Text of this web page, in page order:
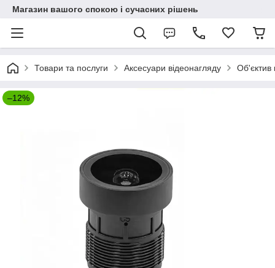
Магазин вашого спокою і сучасних рішень
Товари та послуги Аксесуари відеонагляду Об'єктив
–12%